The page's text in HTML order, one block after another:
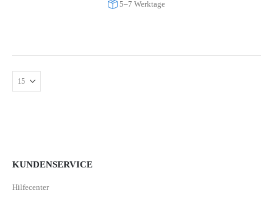
5–7 Werktage
KUNDENSERVICE
Hilfecenter